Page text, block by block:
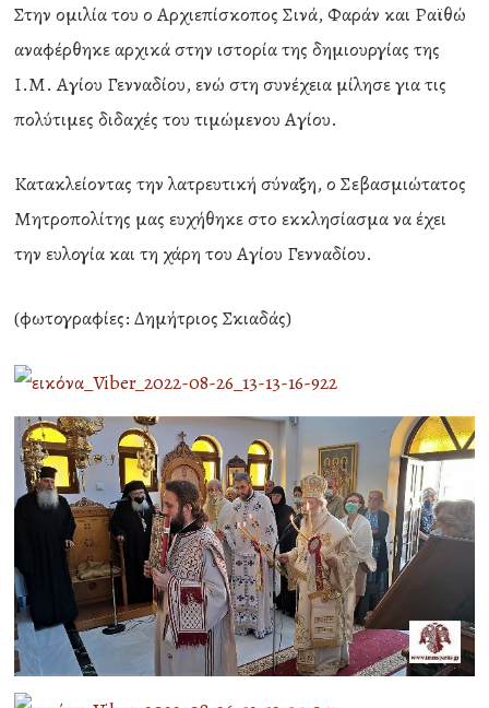
Στην ομιλία του ο Αρχιεπίσκοπος Σινά, Φαράν και Ραϊθώ
αναφέρθηκε αρχικά στην ιστορία της δημιουργίας της
Ι.Μ. Αγίου Γενναδίου, ενώ στη συνέχεια μίλησε για τις
πολύτιμες διδαχές του τιμώμενου Αγίου.
Κατακλείοντας την λατρευτική σύναξη, ο Σεβασμιώτατος
Μητροπολίτης μας ευχήθηκε στο εκκλησίασμα να έχει
την ευλογία και τη χάρη του Αγίου Γενναδίου.
(φωτογραφίες: Δημήτριος Σκιαδάς)